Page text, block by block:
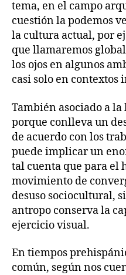
tema, en el campo
cuestión la podemos
la cultura actual, por
que llamaremos
los ojos en algunos
casi solo en
También asociado a
porque conlleva un
de acuerdo con los
puede implicar un
tal cuenta que para el
movimiento de
desuso sociocultural,
antropo conserva la
ejercicio visual.
En tiempos
común, según nos